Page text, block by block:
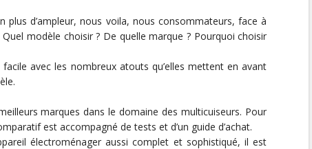
plus d’ampleur, nous voila, nous consommateurs, face à
modèle choisir ? De quelle marque ? Pourquoi choisir
avec les nombreux atouts qu’elles mettent en avant
marques dans le domaine des multicuiseurs. Pour
est accompagné de tests et d’un guide d’achat.
électroménager aussi complet et sophistiqué, il est